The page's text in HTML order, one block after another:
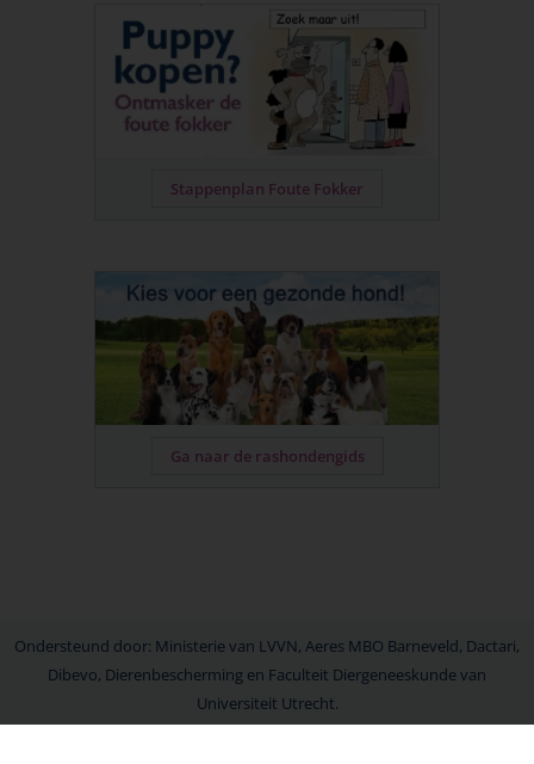
Stappenplan Foute Fokker
Ga naar de rashondengids
Ondersteund door: Ministerie van LVVN, Aeres MBO Barneveld, Dactari,
Dibevo, Dierenbescherming en Faculteit Diergeneeskunde van
Universiteit Utrecht.